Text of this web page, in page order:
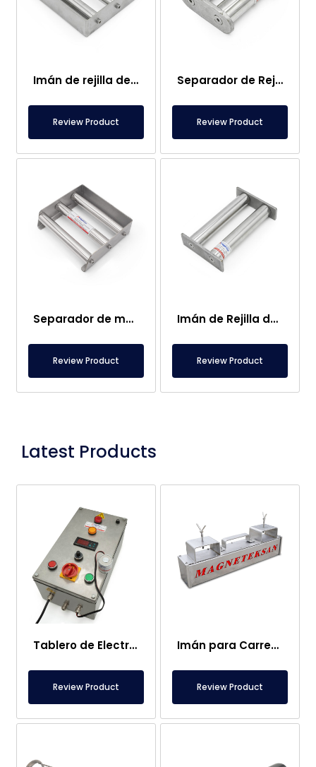
Imán de rejilla de 200×200 mm – Masa Para el Área del Horno, Especial Para la Máquina Mezcladora
Review Product
Separador de Rejilla Magnética Natural de 80×80 mm
Review Product
Separador de metales tipo rejilla de 225×225 mm
Review Product
Imán de Rejilla de Neodimio de 120×200 mm
Review Product
Latest Products
Tablero de Electroimanes
Review Product
Imán para Carretilla Elevadora – Completamente Inoxidable – 10 cm Distancia Efectiva – Fácil Liberación con Asa
Review Product